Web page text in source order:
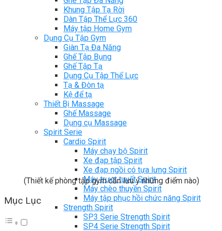
Khung Tập Tạ Rời
Dàn Tập Thể Lực 360
Máy tập Home Gym
Dụng Cụ Tập Gym
Giàn Tạ Đa Năng
Ghế Tập Bụng
Ghế Tập Tạ
Dụng Cụ Tập Thể Lực
Tạ & Đòn tạ
Kệ để tạ
Thiết Bị Massage
Ghế Massage
Dụng cụ Massage
Spirit Serie
Cardio Spirit
Máy chạy bộ Spirit
Xe đạp tập Spirit
Xe đạp ngồi có tựa lưng Spirit
Máy trượt tuyết Spirit
Máy chèo thuyền Spirit
Máy tập phục hồi chức năng Spirit
Strength Spirit
SP3 Serie Strength Spirit
SP4 Serie Strength Spirit
(Thiết kế phòng tập gym cần lưu ý những điểm nào)
Mục Lục